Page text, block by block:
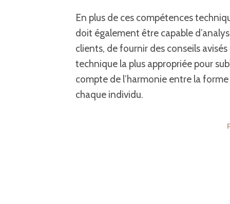
En plus de ces compétences
doit également être capable
clients, de fournir des conseils
technique la plus appropriée pour
compte de l’harmonie entre la
chaque individu.